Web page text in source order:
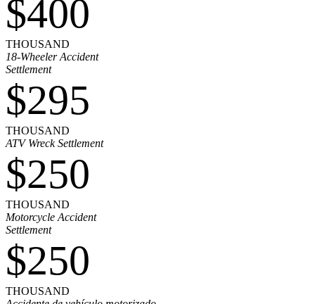
$400
THOUSAND
18-Wheeler Accident
Settlement
$295
THOUSAND
ATV Wreck Settlement
$250
THOUSAND
Motorcycle Accident
Settlement
$250
THOUSAND